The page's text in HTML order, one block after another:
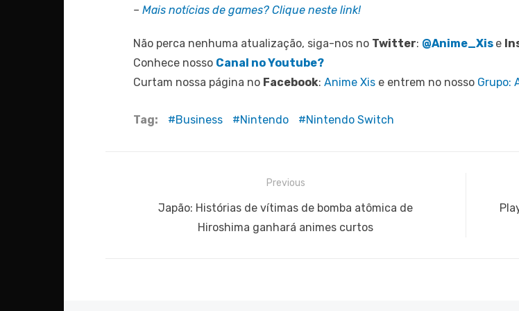
– Mais notícias de games? Clique neste link!
Não perca nenhuma atualização, siga-nos no Twitter: @Anime_Xis e
Conhece nosso Canal no Youtube?
Curtam nossa página no Facebook: Anime Xis e entrem no nosso Grupo:
Tag: Business Nintendo Nintendo Switch
Previous
PreviousJapão: Histórias de vítimas de bomba atômica de
Hiroshima ganhará animes curtos
Next